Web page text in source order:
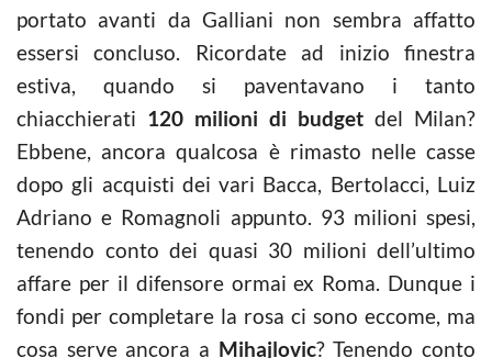
portato avanti da Galliani non sembra affatto
essersi concluso. Ricordate ad inizio finestra
estiva, quando si paventavano i tanto
chiacchierati 120 milioni di budget del Milan?
Ebbene, ancora qualcosa è rimasto nelle casse
dopo gli acquisti dei vari Bacca, Bertolacci, Luiz
Adriano e Romagnoli appunto. 93 milioni spesi,
tenendo conto dei quasi 30 milioni dell’ultimo
affare per il difensore ormai ex Roma. Dunque i
fondi per completare la rosa ci sono eccome, ma
cosa serve ancora a Mihajlovic? Tenendo conto